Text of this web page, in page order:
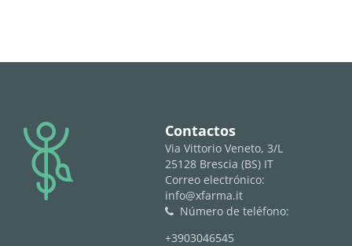
logo Contactos
Via Vittorio Veneto, 3/L
25128 Brescia (BS) IT
Correo electrónico:
info@xfarma.it
phone
Número de teléfono:
+3903046545